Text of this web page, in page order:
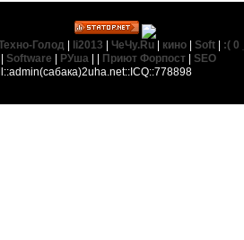
Голод li2013 ЧеЧу.Ru кино Soft
:( 0
Software РУша Приют Форпост
SEO